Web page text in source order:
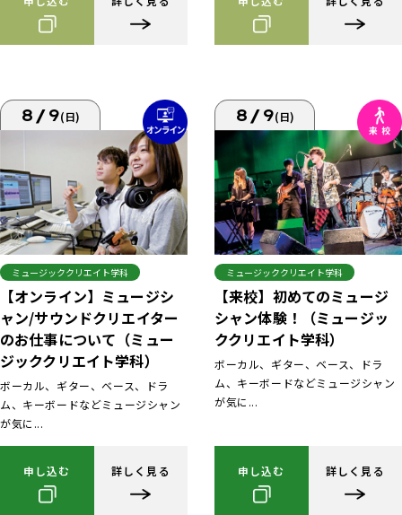
8/9(日)
ミュージッククリエイト学科
【オンライン】ミュージシ
ャン/サウンドクリエイター
のお仕事について（ミュー
ジッククリエイト学科）
ボーカル、ギター、ベース、ドラ
ム、キーボードなどミュージシャン
が気に...
申し込む 詳しく見る
8/9(日)
ミュージッククリエイト学科
【来校】初めてのミュージ
シャン体験！（ミュージッ
ククリエイト学科）
ボーカル、ギター、ベース、ドラ
ム、キーボードなどミュージシャン
が気に...
申し込む 詳しく見る